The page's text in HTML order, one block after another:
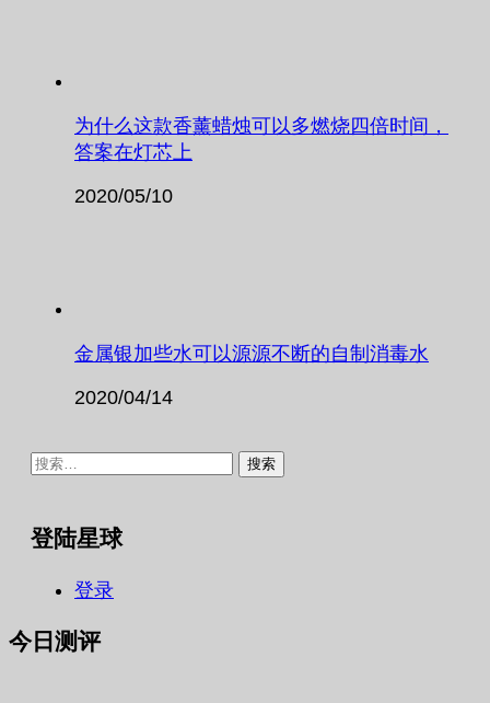
为什么这款香薰蜡烛可以多燃烧四倍时间，
答案在灯芯上
2020/05/10
金属银加些水可以源源不断的自制消毒水
2020/04/14
搜
登陆星球
登录
今日测评